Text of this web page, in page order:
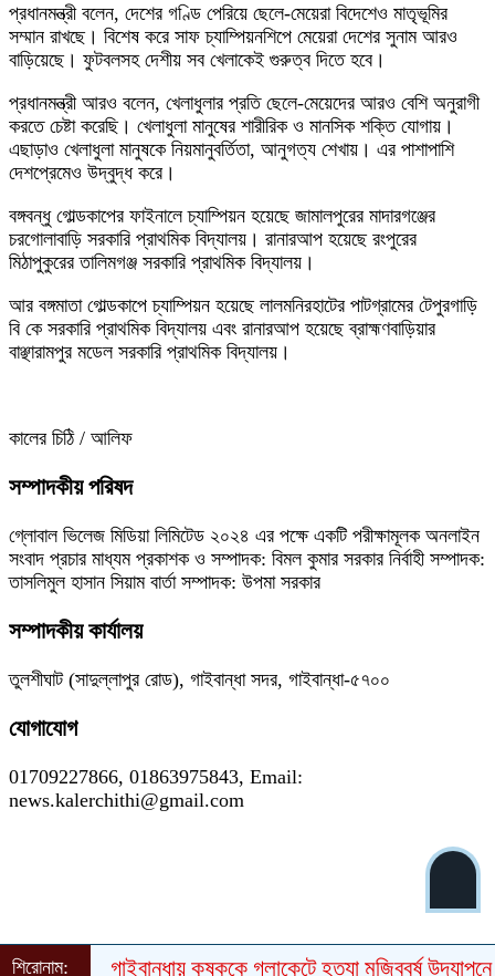
শিরোনাম: গাইবান্ধায় কৃষককে গলাকেটে হত্যামুজিববর্ষ উদযাপনে
প্রধানমন্ত্রী বলেন, দেশের গণ্ডি পেরিয়ে ছেলে-মেয়েরা বিদেশেও মাতৃভূমির
সম্মান রাখছে। বিশেষ করে সাফ চ্যাম্পিয়নশিপে মেয়েরা দেশের সুনাম আরও
বাড়িয়েছে। ফুটবলসহ দেশীয় সব খেলাকেই গুরুত্ব দিতে হবে।
প্রধানমন্ত্রী আরও বলেন, খেলাধুলার প্রতি ছেলে-মেয়েদের আরও বেশি অনুরাগী
করতে চেষ্টা করেছি। খেলাধুলা মানুষের শারীরিক ও মানসিক শক্তি যোগায়।
এছাড়াও খেলাধুলা মানুষকে নিয়মানুবর্তিতা, আনুগত্য শেখায়। এর পাশাপাশি
দেশপ্রেমেও উদ্বুদ্ধ করে।
বঙ্গবন্ধু গোল্ডকাপের ফাইনালে চ্যাম্পিয়ন হয়েছে জামালপুরের মাদারগঞ্জের
চরগোলাবাড়ি সরকারি প্রাথমিক বিদ্যালয়। রানারআপ হয়েছে রংপুরের
মিঠাপুকুরের তালিমগঞ্জ সরকারি প্রাথমিক বিদ্যালয়।
আর বঙ্গমাতা গোল্ডকাপে চ্যাম্পিয়ন হয়েছে লালমনিরহাটের পাটগ্রামের টেপুরগাড়ি
বি কে সরকারি প্রাথমিক বিদ্যালয় এবং রানারআপ হয়েছে ব্রাহ্মণবাড়িয়ার
বাঞ্ছারামপুর মডেল সরকারি প্রাথমিক বিদ্যালয়।
কালের চিঠি / আলিফ
সম্পাদকীয় পরিষদ
গ্লোবাল ভিলেজ মিডিয়া লিমিটেড ২০২৪ এর পক্ষে একটি পরীক্ষামূলক অনলাইন
সংবাদ প্রচার মাধ্যম প্রকাশক ও সম্পাদক: বিমল কুমার সরকার নির্বাহী সম্পাদক:
তাসলিমুল হাসান সিয়াম বার্তা সম্পাদক: উপমা সরকার
সম্পাদকীয় কার্যালয়
তুলশীঘাট (সাদুল্লাপুর রোড), গাইবান্ধা সদর, গাইবান্ধা-৫৭০০
যোগাযোগ
01709227866, 01863975843, Email:
news.kalerchithi@gmail.com